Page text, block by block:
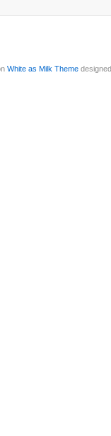
White as Milk Theme